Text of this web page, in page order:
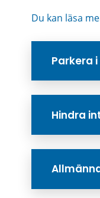
Du kan läsa
Parkera
Hindra